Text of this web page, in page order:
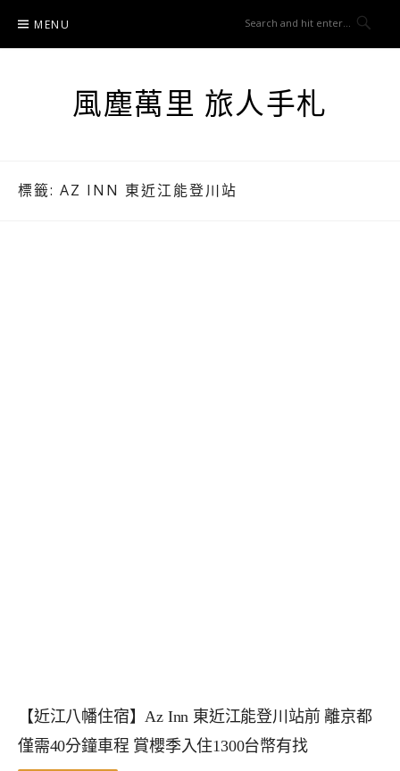
content
MENU
風塵萬里 旅人手札
標籤: AZ INN 東近江能登川站
【近江八幡住宿】Az Inn 東近江能登川站前 離京都
僅需40分鐘車程 賞櫻季入住1300台幣有找